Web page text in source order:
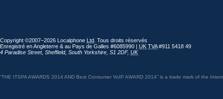
Copyright ©2007–2026 Localphone Ltd . Tous droits réservés
Enregistré en Angleterre & au Pays de Galles #6085990 | UK TVA#911 5418 49
4 Paradise Street, Sheffield, South Yorkshire S1 2DF, UK
“THE ITSPA AWARDS 2014 AND Best Consumer VoIP AWARD 2014” is a trade mark of the